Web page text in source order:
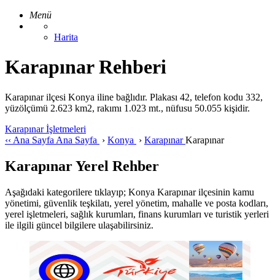
Menü
Harita
Karapınar Rehberi
Karapınar ilçesi Konya iline bağlıdır. Plakası 42, telefon kodu 332,
yüzölçümü 2.623 km2, rakımı 1.023 mt., nüfusu 50.055 kişidir.
Karapınar İşletmeleri
‹‹ Ana Sayfa Ana Sayfa › Konya › KarapınarKarapınar
Karapınar Yerel Rehber
Aşağıdaki kategorilere tıklayıp; Konya Karapınar ilçesinin kamu
yönetimi, güvenlik teşkilatı, yerel yönetim, mahalle ve posta kodları,
yerel işletmeleri, sağlık kurumları, finans kurumları ve turistik yerleri
ile ilgili güncel bilgilere ulaşabilirsiniz.